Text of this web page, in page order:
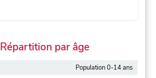
Répartition par âge
Population 0-14 ans